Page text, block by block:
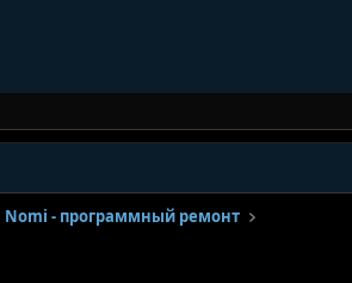
Nomi - программный ремонт